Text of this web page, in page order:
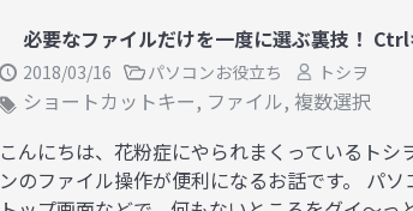
必要なファイルだけを一度に選ぶ裏技！
2018/03/16 パソコンお役立ち トシヲ
ショートカットキー, ファイル, 複数選択
こんにちは、花粉症にやられまくっているトシ
ンのファイル操作が便利になるお話です。 パ